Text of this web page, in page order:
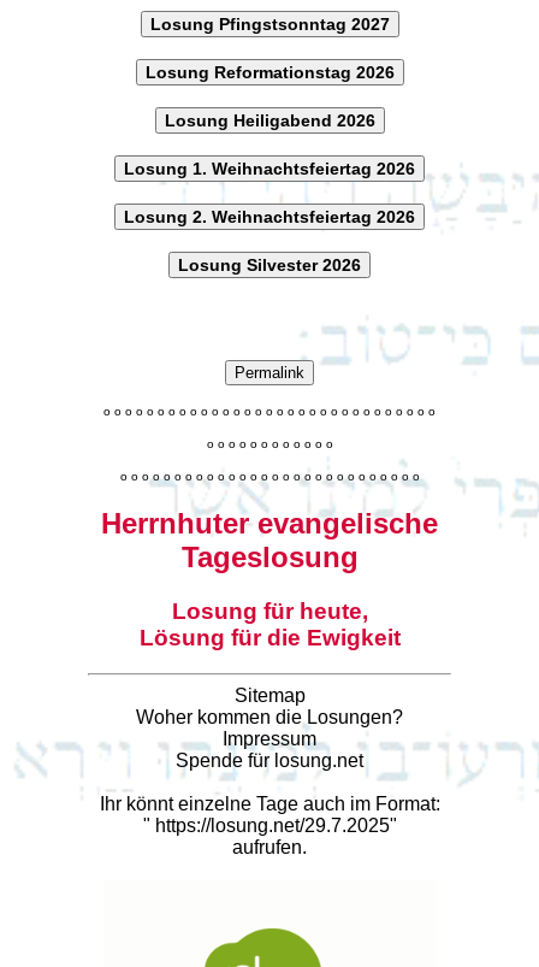
Losung Pfingstsonntag 2027
Losung Reformationstag 2026
Losung Heiligabend 2026
Losung 1. Weihnachtsfeiertag 2026
Losung 2. Weihnachtsfeiertag 2026
Losung Silvester 2026
Permalink
o o o o o o o o o o o o o o o o o o o o o o o o o o o o o o o
o o o o o o o o o o o o
o o o o o o o o o o o o o o o o o o o o o o o o o o o o
Herrnhuter evangelische
Tageslosung
Losung für heute,
Lösung für die Ewigkeit
Sitemap
Woher kommen die Losungen?
Impressum
Spende für losung.net
Ihr könnt einzelne Tage auch im Format:
" https://losung.net/29.7.2025"
aufrufen.